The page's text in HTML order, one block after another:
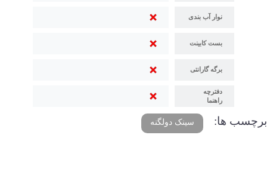
نوار آب بندی
بست کابینت
برگه گارانتی
دفترچه
راهنما
برچسب ها: سینک دولگنه